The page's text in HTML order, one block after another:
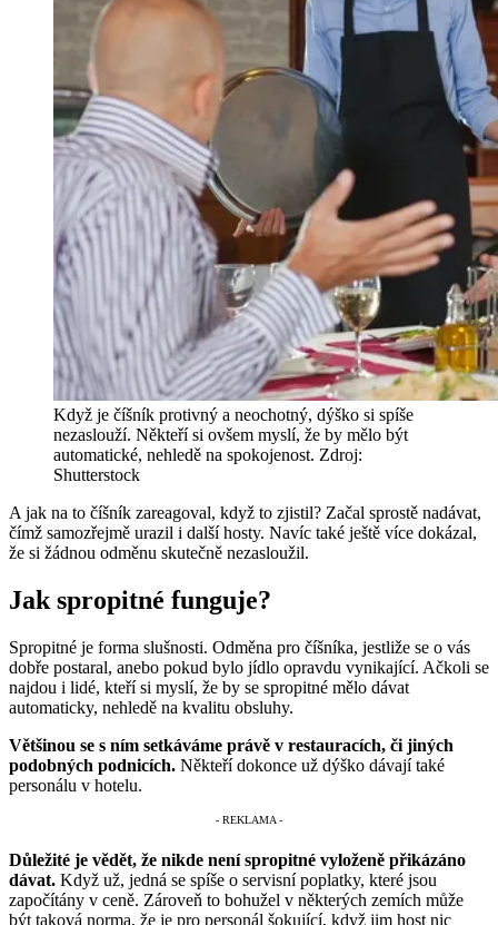
Když je číšník protivný a neochotný, dýško si spíše
nezaslouží. Někteří si ovšem myslí, že by mělo být
automatické, nehledě na spokojenost. Zdroj:
Shutterstock
A jak na to číšník zareagoval, když to zjistil? Začal sprostě nadávat,
čímž samozřejmě urazil i další hosty. Navíc také ještě více dokázal,
že si žádnou odměnu skutečně nezasloužil.
Jak spropitné funguje?
Spropitné je forma slušnosti. Odměna pro číšníka, jestliže se o vás
dobře postaral, anebo pokud bylo jídlo opravdu vynikající. Ačkoli se
najdou i lidé, kteří si myslí, že by se spropitné mělo dávat
automaticky, nehledě na kvalitu obsluhy.
Většinou se s ním setkáváme právě v restauracích, či jiných
podobných podnicích. Někteří dokonce už dýško dávají také
personálu v hotelu.
Důležité je vědět, že nikde není spropitné vyloženě přikázáno
dávat. Když už, jedná se spíše o servisní poplatky, které jsou
započítány v ceně. Zároveň to bohužel v některých zemích může
být taková norma, že je pro personál šokující, když jim host nic